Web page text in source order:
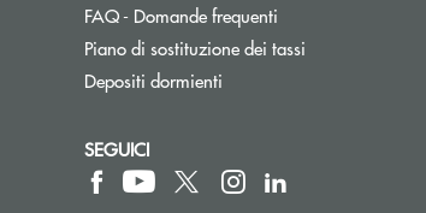
FAQ - Domande frequenti
Piano di sostituzione dei tassi
Depositi dormienti
SEGUICI